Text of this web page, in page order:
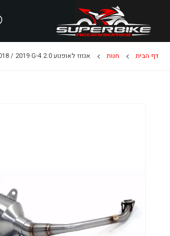
דף הבית חנות אגזוז לאופנוע XCITING 400I S KYMCO 2018 / 2019 G-4 2.0